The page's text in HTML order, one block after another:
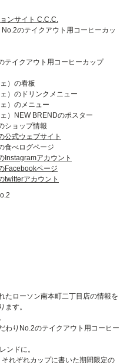
のテイクアウト用コーヒーカッ
ローソン南本町二丁目店の情報を
ます。
わりNo.2のテイクアウト用コーヒー
ンドに。
れぞれカップに書いた期間限定の